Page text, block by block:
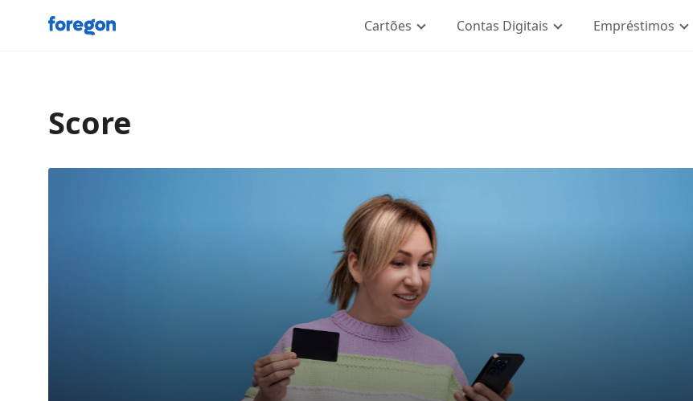
Foregon.com Cartões Contas Digitais Empréstimos
Score